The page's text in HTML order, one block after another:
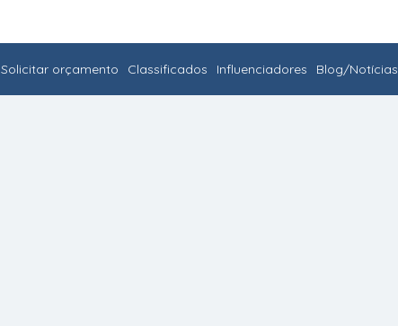
Solicitar orçamento Classificados Influenciadores Blog/Notícias